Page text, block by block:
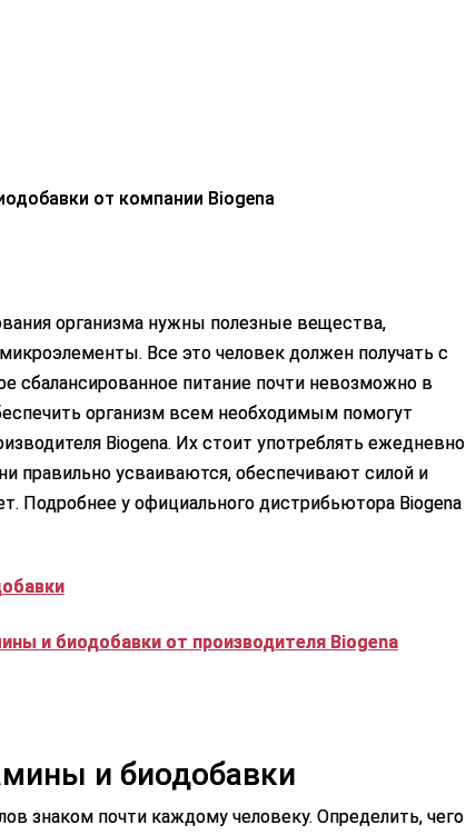
от компании Biogena
организма нужны полезные вещества,
Все это человек должен получать с
сбалансированное питание почти невозможно в
организм всем необходимым помогут
Biogena. Их стоит употреблять ежедневно
правильно усваиваются, обеспечивают силой и
Подробнее у официального дистрибьютора Biogena
и биодобавки от производителя Biogena
и биодобавки
знаком почти каждому человеку. Определить, чего